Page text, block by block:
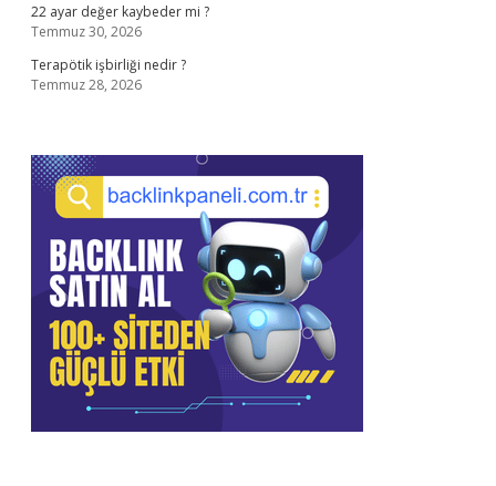
22 ayar değer kaybeder mi ?
Temmuz 30, 2026
Terapötik işbirliği nedir ?
Temmuz 28, 2026